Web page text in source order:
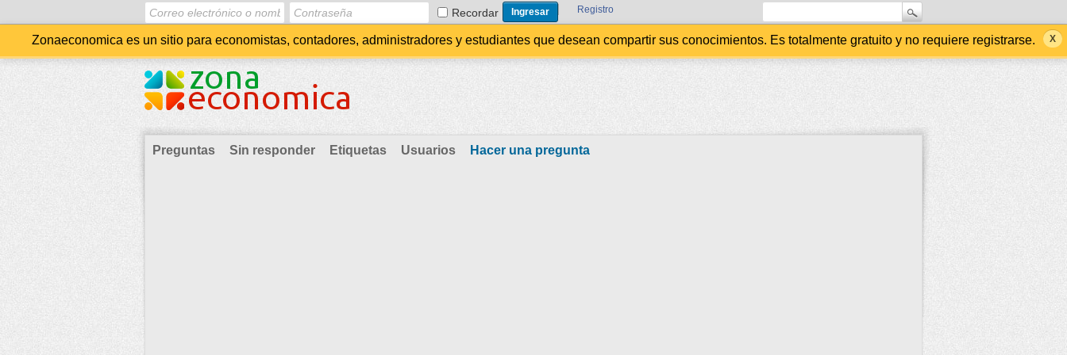
Recordar Registro
Zonaeconomica es un sitio para economistas, contadores, administradores y estudiantes que desean compartir sus conocimientos. Es totalmente gratuito y no requiere registrarse.
Preguntas Sin responder Etiquetas Usuarios Hacer una pregunta